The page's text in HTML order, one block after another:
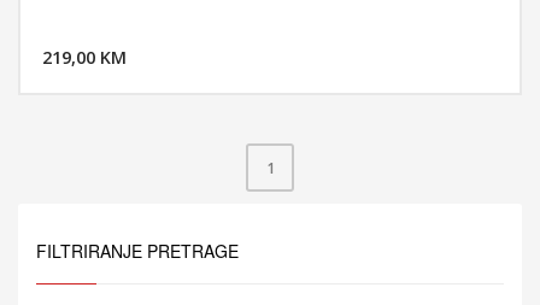
219,00 KM
1
FILTRIRANJE PRETRAGE